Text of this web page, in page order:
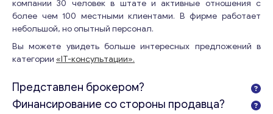
компании 30 человек в штате и активные отношения с
более чем 100 местными клиентами. В фирме работает
небольшой, но опытный персонал.
Вы можете увидеть больше интересных предложений в
категории «IT-консультации».
Представлен брокером?
Финансирование со стороны продавца?